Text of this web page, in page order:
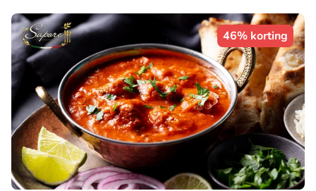
46% korting